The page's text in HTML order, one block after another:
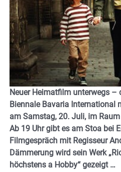
Neuer Heimatfilm unterwegs –
Biennale Bavaria International
am Samstag, 20. Juli, im
Ab 19 Uhr gibt es am Stoa bei
Filmgespräch mit Regisseur
Dämmerung wird sein Werk
höchstens a Hobby“ gezeigt …